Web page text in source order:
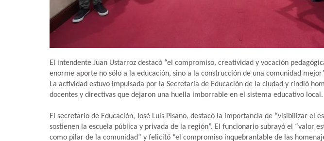
El intendente Juan Ustarroz destacó “el compromiso, creatividad y vocación
enorme aporte no sólo a la educación, sino a la construcción de una comunidad
La actividad estuvo impulsada por la Secretaría de Educación de la ciudad y rindió
docentes y directivas que dejaron una huella imborrable en el sistema educativo local.
El secretario de Educación, José Luis Pisano, destacó la importancia de “visibilizar el
sostienen la escuela pública y privada de la región”. El funcionario subrayó el “valor
como pilar de la comunidad” y felicitó “el compromiso inquebrantable de las